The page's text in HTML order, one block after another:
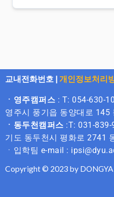
교내전화번호 | 개인정보처리
ㆍ영주캠퍼스 : T: 054-630-
영주시 풍기읍 동양대로 145
ㆍ동두천캠퍼스 :T: 031-
기도 동두천시 평화로 2741
ㆍ입학팀 e-mail :
Copyright © 2023 by